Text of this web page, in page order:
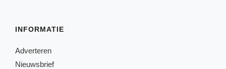
INFORMATIE
Adverteren
Nieuwsbrief